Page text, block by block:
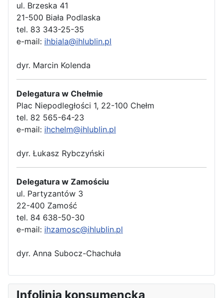
ul. Brzeska 41
21-500 Biała Podlaska
tel. 83 343-25-35
e-mail: ihbiala@ihlublin.pl
dyr. Marcin Kolenda
Delegatura w Chełmie
Plac Niepodległości 1, 22-100 Chełm
tel. 82 565-64-23
e-mail: ihchelm@ihlublin.pl
dyr. Łukasz Rybczyński
Delegatura w Zamościu
ul. Partyzantów 3
22-400 Zamość
tel. 84 638-50-30
e-mail: ihzamosc@ihlublin.pl
dyr. Anna Subocz-Chachuła
Infolinia konsumencka